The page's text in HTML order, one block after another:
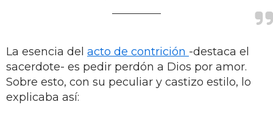
La esencia del acto de contrición -destaca el
sacerdote- es pedir perdón a Dios por amor.
Sobre esto, con su peculiar y castizo estilo, lo
explicaba así: